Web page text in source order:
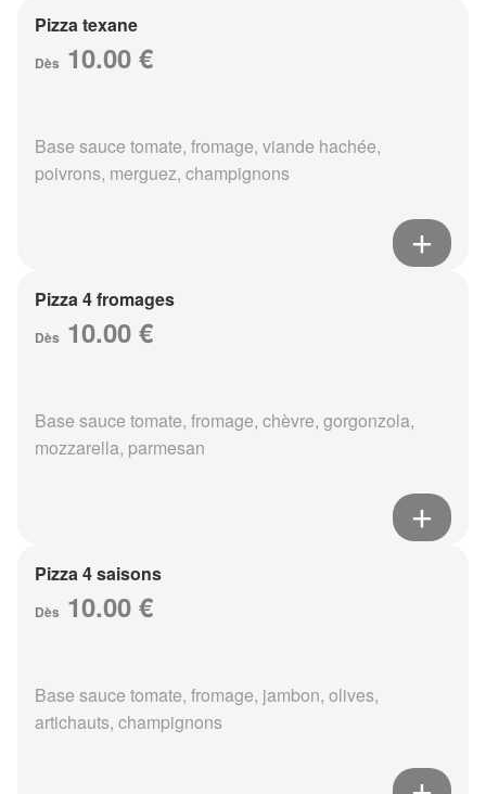
Pizza texane
Dès 10.00 €
Base sauce tomate, fromage, viande hachée,
poivrons, merguez, champignons
Pizza 4 fromages
Dès 10.00 €
Base sauce tomate, fromage, chèvre, gorgonzola,
mozzarella, parmesan
Pizza 4 saisons
Dès 10.00 €
Base sauce tomate, fromage, jambon, olives,
artichauts, champignons